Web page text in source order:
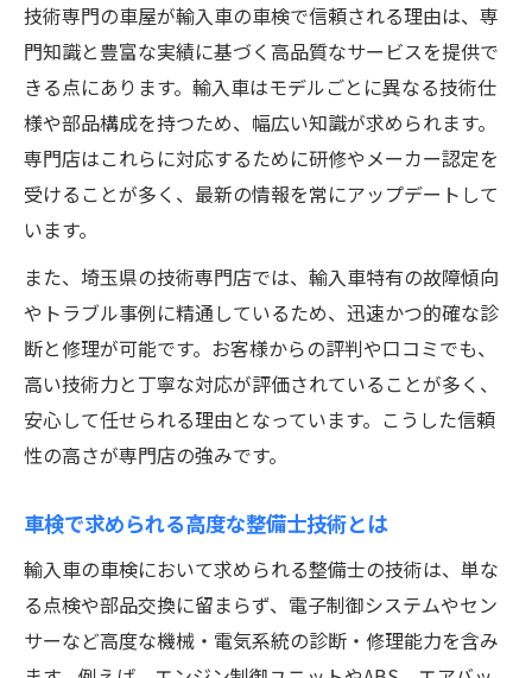
技術専門の車屋が輸入車の車検で信頼される理由は、専
門知識と豊富な実績に基づく高品質なサービスを提供で
きる点にあります。輸入車はモデルごとに異なる技術仕
様や部品構成を持つため、幅広い知識が求められます。
専門店はこれらに対応するために研修やメーカー認定を
受けることが多く、最新の情報を常にアップデートして
います。
また、埼玉県の技術専門店では、輸入車特有の故障傾向
やトラブル事例に精通しているため、迅速かつ的確な診
断と修理が可能です。お客様からの評判や口コミでも、
高い技術力と丁寧な対応が評価されていることが多く、
安心して任せられる理由となっています。こうした信頼
性の高さが専門店の強みです。
車検で求められる高度な整備士技術とは
輸入車の車検において求められる整備士の技術は、単な
る点検や部品交換に留まらず、電子制御システムやセン
サーなど高度な機械・電気系統の診断・修理能力を含み